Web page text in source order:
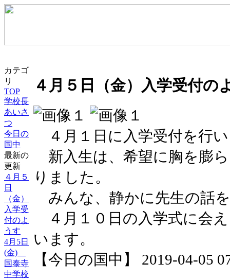
カテゴ
リ
TOP
学校長
あいさ
つ
今日の
国中
最新の
更新
４月５
日
（金）
入学受
付のよ
うす
4月5日
(金)
国泰寺
中学校
４月５日（金）入学受付の
４月１日に入学受付を行
新入生は、希望に胸を膨
りました。
みんな、静かに先生の話
４月１０日の入学式に会
います。
【今日の国中】 2019-04-05